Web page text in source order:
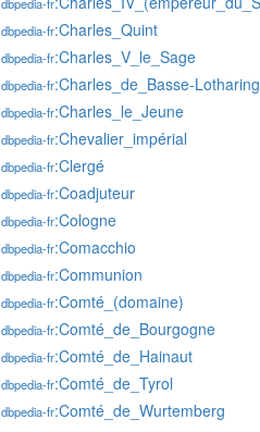
dbpedia-fr:Charles_Quint
dbpedia-fr:Charles_V_le_Sage
dbpedia-fr:Charles_de_Basse-
dbpedia-fr:Charles_le_Jeune
dbpedia-fr:Chevalier_impérial
dbpedia-fr:Clergé
dbpedia-fr:Coadjuteur
dbpedia-fr:Cologne
dbpedia-fr:Comacchio
dbpedia-fr:Communion
dbpedia-fr:Comté_(domaine)
dbpedia-fr:Comté_de_Bourgogne
dbpedia-fr:Comté_de_Hainaut
dbpedia-fr:Comté_de_Tyrol
dbpedia-fr:Comté_de_Wurtemberg